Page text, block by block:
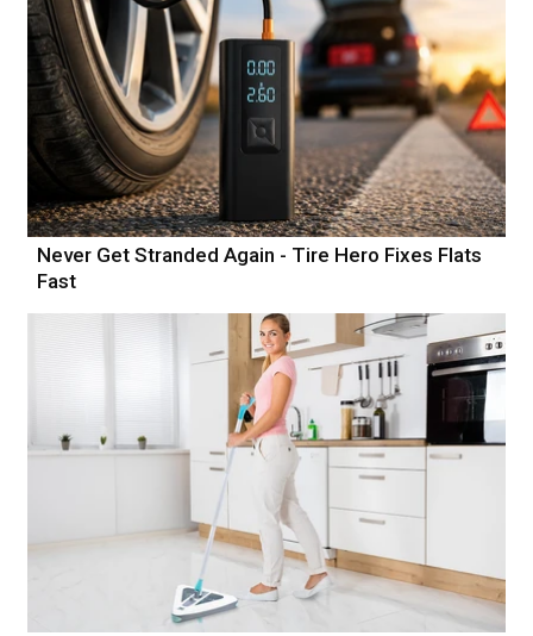
Never Get Stranded Again - Tire Hero Fixes Flats
Fast